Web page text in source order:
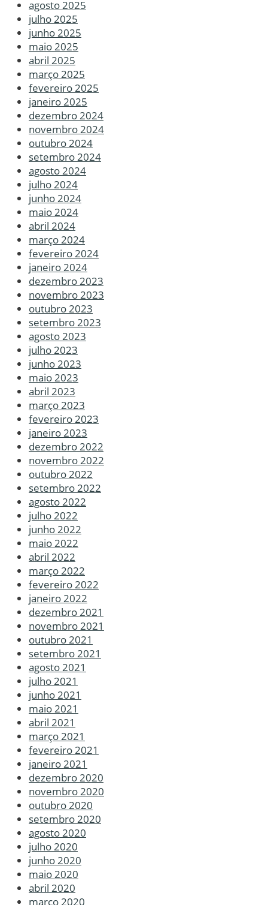
agosto 2025
julho 2025
junho 2025
maio 2025
abril 2025
março 2025
fevereiro 2025
janeiro 2025
dezembro 2024
novembro 2024
outubro 2024
setembro 2024
agosto 2024
julho 2024
junho 2024
maio 2024
abril 2024
março 2024
fevereiro 2024
janeiro 2024
dezembro 2023
novembro 2023
outubro 2023
setembro 2023
agosto 2023
julho 2023
junho 2023
maio 2023
abril 2023
março 2023
fevereiro 2023
janeiro 2023
dezembro 2022
novembro 2022
outubro 2022
setembro 2022
agosto 2022
julho 2022
junho 2022
maio 2022
abril 2022
março 2022
fevereiro 2022
janeiro 2022
dezembro 2021
novembro 2021
outubro 2021
setembro 2021
agosto 2021
julho 2021
junho 2021
maio 2021
abril 2021
março 2021
fevereiro 2021
janeiro 2021
dezembro 2020
novembro 2020
outubro 2020
setembro 2020
agosto 2020
julho 2020
junho 2020
maio 2020
abril 2020
março 2020